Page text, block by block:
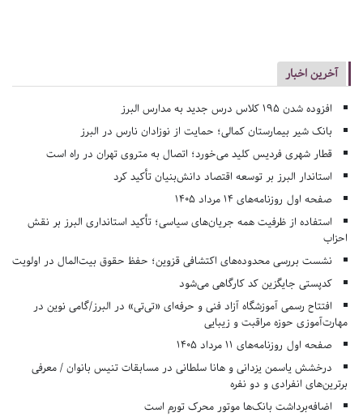
آخرین اخبار
افزوده شدن ۱۹۵ کلاس درس جدید به مدارس البرز
بانک شیر بیمارستان کمالی؛ حمایت از نوزادان نارس در البرز
قطار شهری فردیس کلید می‌خورد؛ اتصال به متروی تهران در راه است
استاندار البرز بر توسعه اقتصاد دانش‌بنیان تأکید کرد
صفحه اول روزنامه‌های 14 مرداد 1405
استفاده از ظرفیت همه جریان‌های سیاسی؛ تأکید استانداری البرز بر نقش
احزاب
نشست بررسی محدوده‌های اکتشافی قزوین؛ حفظ حقوق بیت‌المال در اولویت
کدپستی جایگزین کد کارگاهی می‌شود
افتتاح رسمی آموزشگاه آزاد فنی و حرفه‌ای «تی‌تی» در البرز/گامی نوین در
مهارت‌آموزی حوزه مراقبت و زیبایی
صفحه اول روزنامه‌های 11 مرداد 1405
درخشش یاسمن یزدانی و هانا سلطانی در مسابقات تنیس بانوان / معرفی
برترین‌های انفرادی و دو نفره
اضافه‌برداشت بانک‌ها موتور محرک تورم است